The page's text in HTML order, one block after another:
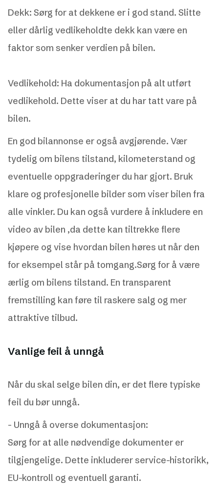
Dekk: Sørg for at dekkene er i god stand. Slitte
eller dårlig vedlikeholdte dekk kan være en
faktor som senker verdien på bilen.
Vedlikehold: Ha dokumentasjon på alt utført
vedlikehold. Dette viser at du har tatt vare på
bilen.
En god bilannonse er også avgjørende. Vær
tydelig om bilens tilstand, kilometerstand og
eventuelle oppgraderinger du har gjort. Bruk
klare og profesjonelle bilder som viser bilen fra
alle vinkler. Du kan også vurdere å inkludere en
video av bilen ,da dette kan tiltrekke flere
kjøpere og vise hvordan bilen høres ut når den
for eksempel står på tomgang.Sørg for å være
ærlig om bilens tilstand. En transparent
fremstilling kan føre til raskere salg og mer
attraktive tilbud.
Vanlige feil å unngå
Når du skal selge bilen din, er det flere typiske
feil du bør unngå.
- Unngå å overse dokumentasjon:
Sørg for at alle nødvendige dokumenter er
tilgjengelige. Dette inkluderer service-historikk,
EU-kontroll og eventuell garanti.